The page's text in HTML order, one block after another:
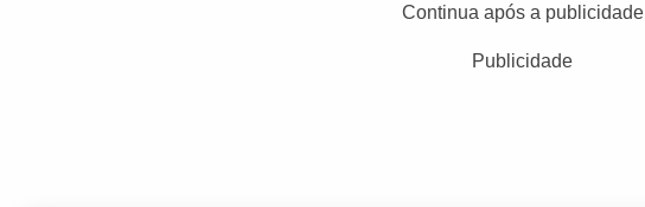
Continua após a publicidade
Publicidade